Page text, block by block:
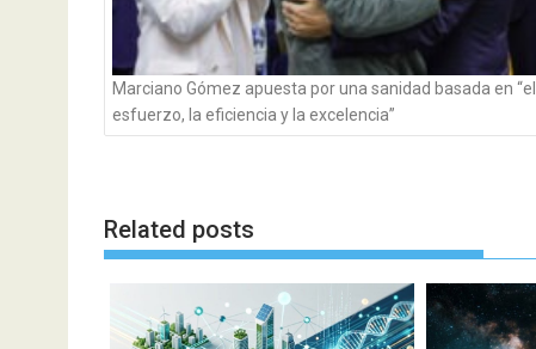
Marciano Gómez apuesta por una sanidad basada en “el
esfuerzo, la eficiencia y la excelencia”
Related posts